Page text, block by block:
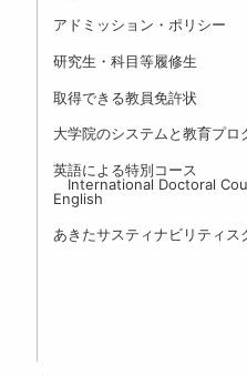
アドミッション・ポリシー
研究生・科目等履修生
取得できる教員免許状
大学院のシステムと教育プロ
英語による特別コース
International Doctoral
English
あきたサスティナビリティス